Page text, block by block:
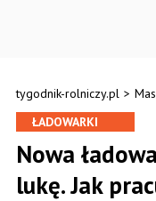
tygodnik-rolniczy.pl >
ŁADOWARKI
Nowa
lukę. Jak